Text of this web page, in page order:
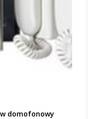
domofonowy